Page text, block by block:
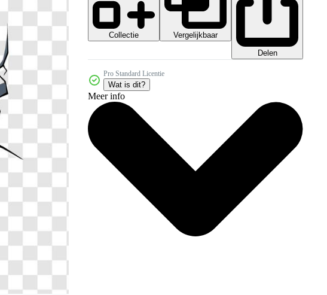
Collectie
Vergelijkbaar
Delen
Pro Standard Licentie
Wat is dit?
Meer info